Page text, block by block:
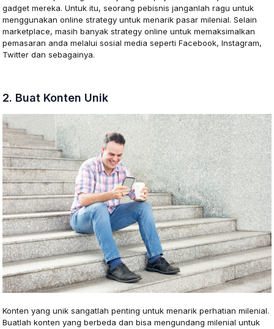
gadget mereka. Untuk itu, seorang pebisnis janganlah ragu untuk
menggunakan online strategy untuk menarik pasar milenial. Selain
marketplace, masih banyak strategy online untuk memaksimalkan
pemasaran anda melalui sosial media seperti Facebook, Instagram,
Twitter dan sebagainya.
2. Buat Konten Unik
Konten yang unik sangatlah penting untuk menarik perhatian milenial.
Buatlah konten yang berbeda dan bisa mengundang milenial untuk